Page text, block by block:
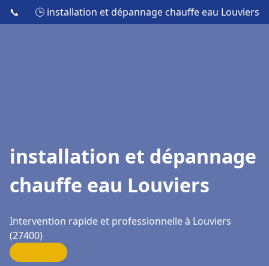
📞 🕒 installation et dépannage chauffe eau Louviers
installation et dépannage
chauffe eau Louviers
Intervention rapide et professionnelle à Louviers
(27400)